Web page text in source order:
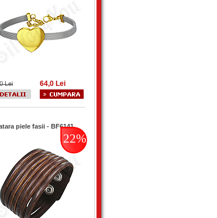
Lei 64,0 Lei
piele fasii - BF6141
22%